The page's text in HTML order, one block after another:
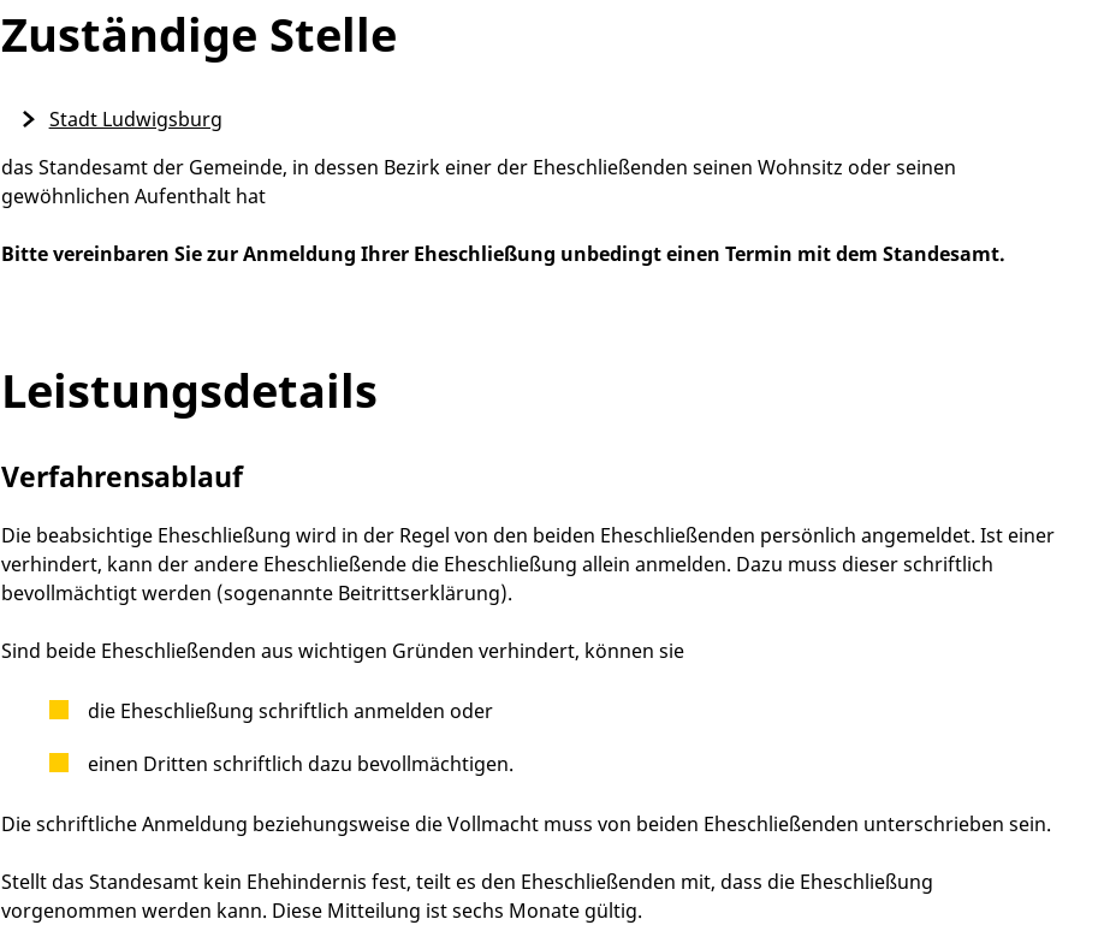
Zuständige Stelle
das Standesamt der Gemeinde, in dessen Bezirk einer der Eheschließenden seinen Wohnsitz oder seinen
gewöhnlichen Aufenthalt hat
Bitte vereinbaren Sie zur Anmeldung Ihrer Eheschließung unbedingt einen Termin mit dem Standesamt.
Stadt Ludwigsburg
Leistungsdetails
Verfahrensablauf
Die beabsichtige Eheschließung wird in der Regel von den beiden Eheschließenden persönlich angemeldet. Ist einer
verhindert, kann der andere Eheschließende die Eheschließung allein anmelden. Dazu muss dieser schriftlich
bevollmächtigt werden (sogenannte Beitrittserklärung).
Sind beide Eheschließenden aus wichtigen Gründen verhindert, können sie
die Eheschließung schriftlich anmelden oder
einen Dritten schriftlich dazu bevollmächtigen.
Die schriftliche Anmeldung beziehungsweise die Vollmacht muss von beiden Eheschließenden unterschrieben sein.
Stellt das Standesamt kein Ehehindernis fest, teilt es den Eheschließenden mit, dass die Eheschließung
vorgenommen werden kann. Diese Mitteilung ist sechs Monate gültig.